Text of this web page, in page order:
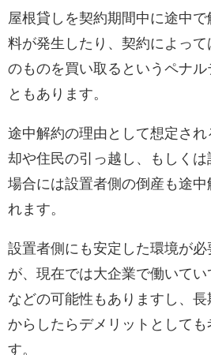
屋根貸しを契約期間中に途中
料が発生したり、契約によっ
のものを買い取るというペナル
ともあります。
途中解約の理由として想定さ
却や住民の引っ越し、もしく
場合には設置者側の倒産も途中
れます。
設置者側にも安定した環境が
が、現在では大企業で働いて
などの可能性もありますし、
からしたらデメリットとして
す。